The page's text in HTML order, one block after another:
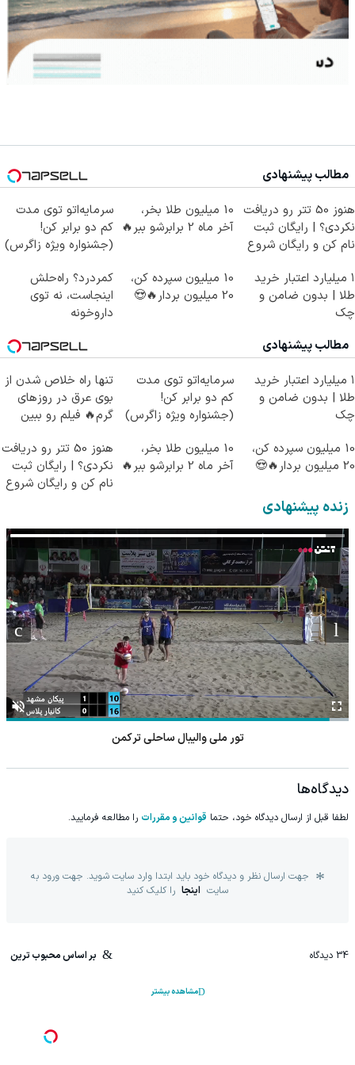
مطالب پیشنهادی
هنوز 50 تتر رو دریافت
نکردی؟ | رایگان ثبت
نام کن و رایگان شروع
10 میلیون طلا بخر،
آخر ماه 2 برابرشو ببر🔥
سرمایه‌اتو توی مدت
کم دو برابر کن!
(جشنواره ویژه زاگرس)
۱ میلیارد اعتبار خرید
طلا | بدون ضامن و
چک
10 میلیون سپرده کن،
20 میلیون بردار🔥😍
کمردرد؟ راه‌حلش
اینجاست، نه توی
داروخونه
مطالب پیشنهادی
۱ میلیارد اعتبار خرید
طلا | بدون ضامن و
چک
سرمایه‌اتو توی مدت
کم دو برابر کن!
(جشنواره ویژه زاگرس)
تنها راه خلاص شدن از
بوی عرق در روزهای
گرم🔥 فیلم رو ببین
10 میلیون سپرده کن،
20 میلیون بردار🔥😍
10 میلیون طلا بخر،
آخر ماه 2 برابرشو ببر🔥
هنوز 50 تتر رو دریافت
نکردی؟ | رایگان ثبت
نام کن و رایگان شروع
زنده پیشنهادی
تور ملی والیبال ساحلی ترکمن
دیدگاه‌ها
لطفا قبل از ارسال دیدگاه خود، حتما قوانین و مقررات را مطالعه فرمایید.
جهت ارسال نظر و دیدگاه خود باید ابتدا وارد سایت شوید. جهت ورود به
سایت اینجا را کلیک کنید
34 دیدگاه بر اساس محبوب ترین
مشاهده بیشتر